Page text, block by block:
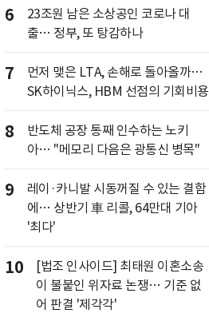
6
23조원 남은 소상공인 코로나 대
출… 정부, 또 탕감하나
7
먼저 맺은 LTA, 손해로 돌아올까…
SK하이닉스, HBM 선점의 기회비용
8
반도체 공장 통째 인수하는 노키
아… "메모리 다음은 광통신 병목"
9
레이·카니발 시동꺼질 수 있는 결함
에… 상반기 車 리콜, 64만대 기아
'최다'
10
[법조 인사이드] 최태원 이혼소송
이 불붙인 위자료 논쟁… 기준 없
어 판결 '제각각'